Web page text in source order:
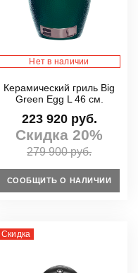
Нет в наличии
Керамический гриль Big
Green Egg L 46 см.
223 920 руб.
Скидка 20%
279 900 руб.
СООБЩИТЬ О НАЛИЧИИ
Скидка